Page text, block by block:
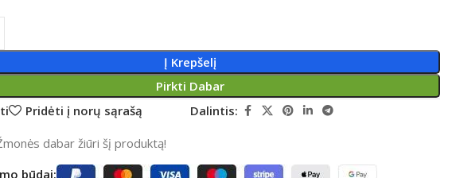
Į Krepšelį
Pirkti Dabar
Pridėti į norų sąrašą Dalintis:
dabar žiūri šį produktą!
būdai: